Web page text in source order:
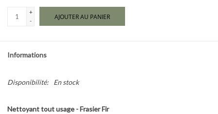
+
-
AJOUTER AU PANIER
Informations
Disponibilité: En stock
Nettoyant tout usage - Frasier Fir